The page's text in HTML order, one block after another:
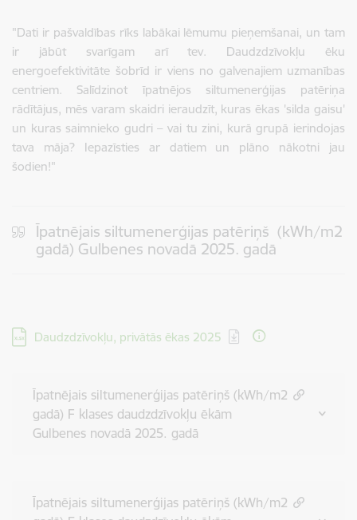
"Dati ir pašvaldības rīks labākai lēmumu pieņemšanai, un tam
ir jābūt svarīgam arī tev. Daudzdzīvokļu ēku
energoefektivitāte šobrīd ir viens no galvenajiem uzmanības
centriem. Salīdzinot īpatnējos siltumenerģijas patēriņa
rādītājus, mēs varam skaidri ieraudzīt, kuras ēkas 'silda gaisu'
un kuras saimnieko gudri – vai tu zini, kurā grupā ierindojas
tava māja? Iepazīsties ar datiem un plāno nākotni jau
šodien!"
Īpatnējais siltumenerģijas patēriņš (kWh/m2
gadā) Gulbenes novadā 2025. gadā
Lejupielādēt:
Daudzdzīvokļu, privātās ēkas 2025
Īpatnējais siltumenerģijas patēriņš (kWh/m2
gadā) F klases daudzdzīvokļu ēkām
Gulbenes novadā 2025. gadā
Īpatnējais siltumenerģijas patēriņš (kWh/m2